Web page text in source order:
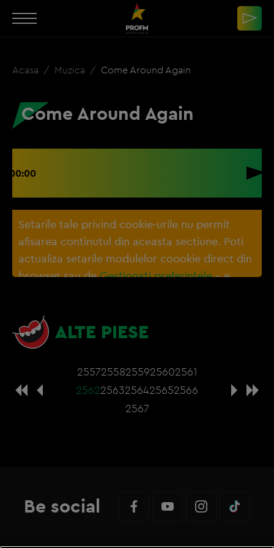
Acasa Muzica Come Around Again
Come Around Again
00:00
Setarile tale privind cookie-urile nu permit
afisarea continutul din aceasta sectiune. Poti
actualiza setarile modulelor coookie direct din
browser sau deGestionați preferințele– e
ALTE PIESE
25572558255925602561
25622563256425652566
2567
Be social